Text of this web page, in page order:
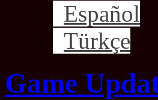
Español
Türkçe
Game